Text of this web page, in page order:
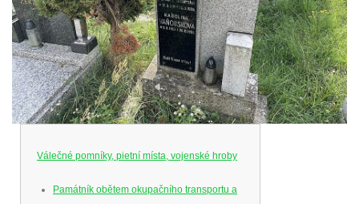
Válečné pomníky, pietní místa, vojenské hroby
Památník obětem okupačního transportu a